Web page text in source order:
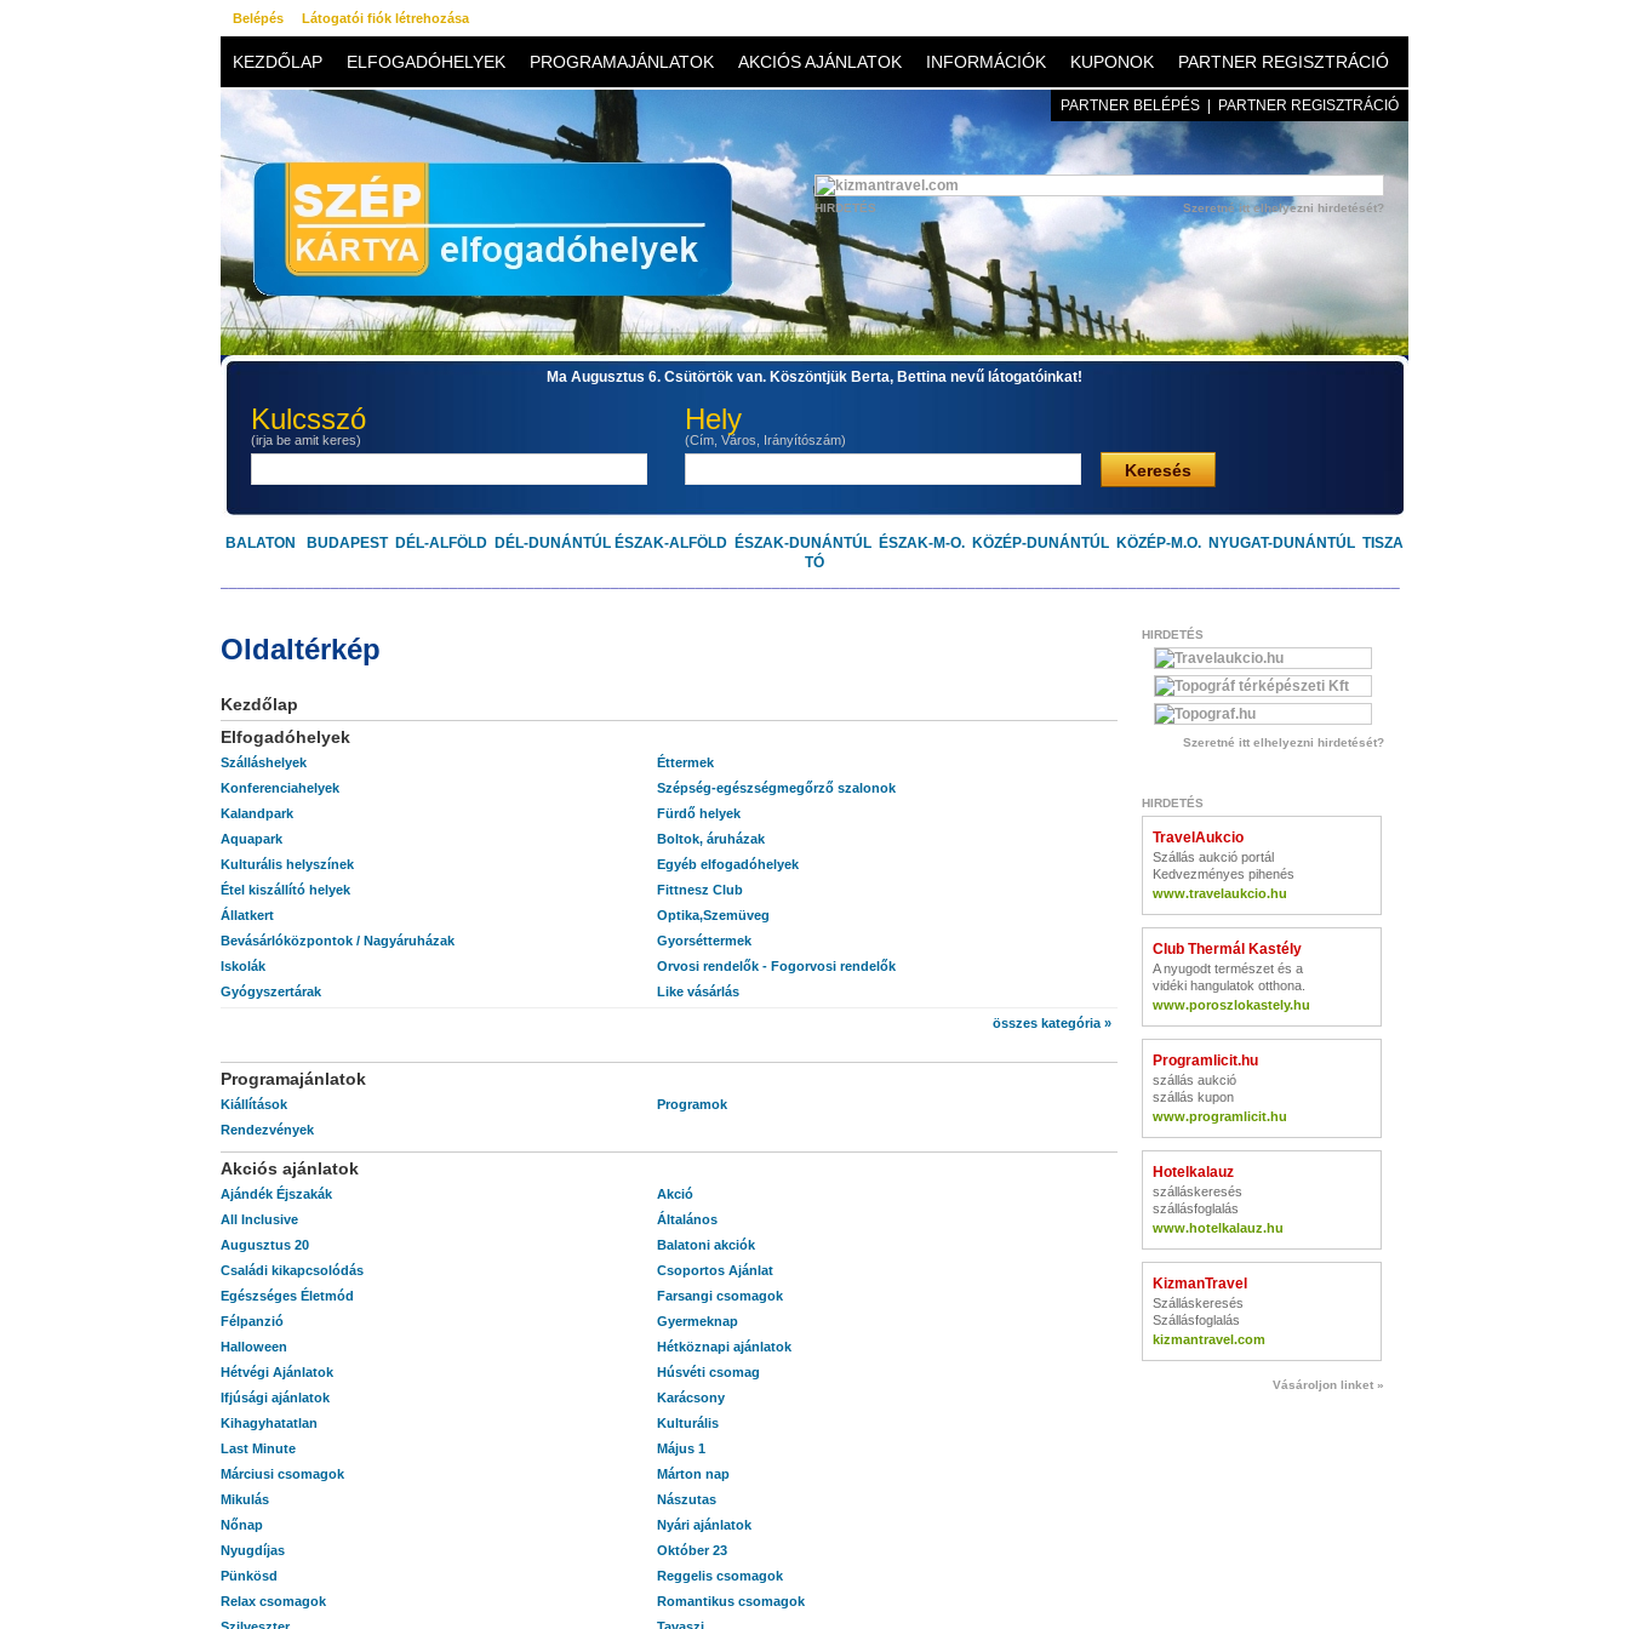
Belépés Látogatói fiók létrehozása
HIRDETÉS Szeretné itt elhelyezni hirdetését?
KEZDŐLAP ELFOGADÓHELYEK PROGRAMAJÁNLATOK AKCIÓS AJÁNLATOK INFORMÁCIÓK KUPONOK PARTNER REGISZTRÁCIÓ
KAPCSOLAT
Ma Augusztus 6. Csütörtök van. Köszöntjük Berta, Bettina nevű látogatóinkat!
Kulcsszó
(irja be amit keres)
Hely
(Cím, Város, Irányítószám)
Keresés
BALATON BUDAPEST DÉL-ALFÖLD DÉL-DUNÁNTÚL ÉSZAK-ALFÖLD ÉSZAK-DUNÁNTÚL ÉSZAK-M-O. KÖZÉP-DUNÁNTÚL KÖZÉP-M.O. NYUGAT-DUNÁNTÚL TISZA
TÓ
PARTNER BELÉPÉS PARTNER REGISZTRÁCIÓ
Oldaltérkép
Kezdőlap
Elfogadóhelyek
Szálláshelyek
Éttermek
Konferenciahelyek
Szépség-egészségmegőrző szalonok
Kalandpark
Fürdő helyek
Aquapark
Boltok, áruházak
Kulturális helyszínek
Egyéb elfogadóhelyek
Étel kiszállító helyek
Fittnesz Club
Állatkert
Optika,Szemüveg
Bevásárlóközpontok / Nagyáruházak
Gyorséttermek
Iskolák
Orvosi rendelők - Fogorvosi rendelők
Gyógyszertárak
Like vásárlás
összes kategória »
Programajánlatok
Kiállítások
Programok
Rendezvények
Akciós ajánlatok
Ajándék Éjszakák
Akció
All Inclusive
Általános
Augusztus 20
Balatoni akciók
Családi kikapcsolódás
Csoportos Ajánlat
Egészséges Életmód
Farsangi csomagok
Félpanzió
Gyermeknap
Halloween
Hétköznapi ajánlatok
Hétvégi Ajánlatok
Húsvéti csomag
Ifjúsági ajánlatok
Karácsony
Kihagyhatatlan
Kulturális
Last Minute
Május 1
Márciusi csomagok
Márton nap
Mikulás
Nászutas
Nőnap
Nyári ajánlatok
Nyugdíjas
Október 23
Pünkösd
Reggelis csomagok
Relax csomagok
Romantikus csomagok
HIRDETÉS
Szeretné itt elhelyezni hirdetését?
HIRDETÉS
TravelAukcio
Szállás aukció portál
Kedvezményes pihenés
www.travelaukcio.hu
Club Thermál Kastély
A nyugodt természet és a
vidéki hangulatok otthona.
www.poroszlokastely.hu
Programlicit.hu
szállás aukció
szállás kupon
www.programlicit.hu
Hotelkalauz
szálláskeresés
szállásfoglalás
www.hotelkalauz.hu
KizmanTravel
Szálláskeresés
Szállásfoglalás
kizmantravel.com
Vásároljon linket »